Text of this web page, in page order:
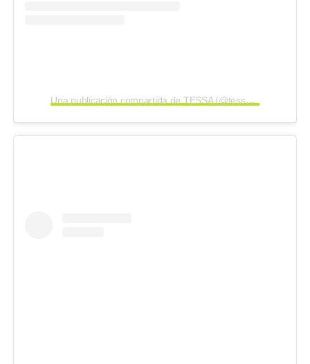
Una publicación compartida de TESSA (@tessatesticle)